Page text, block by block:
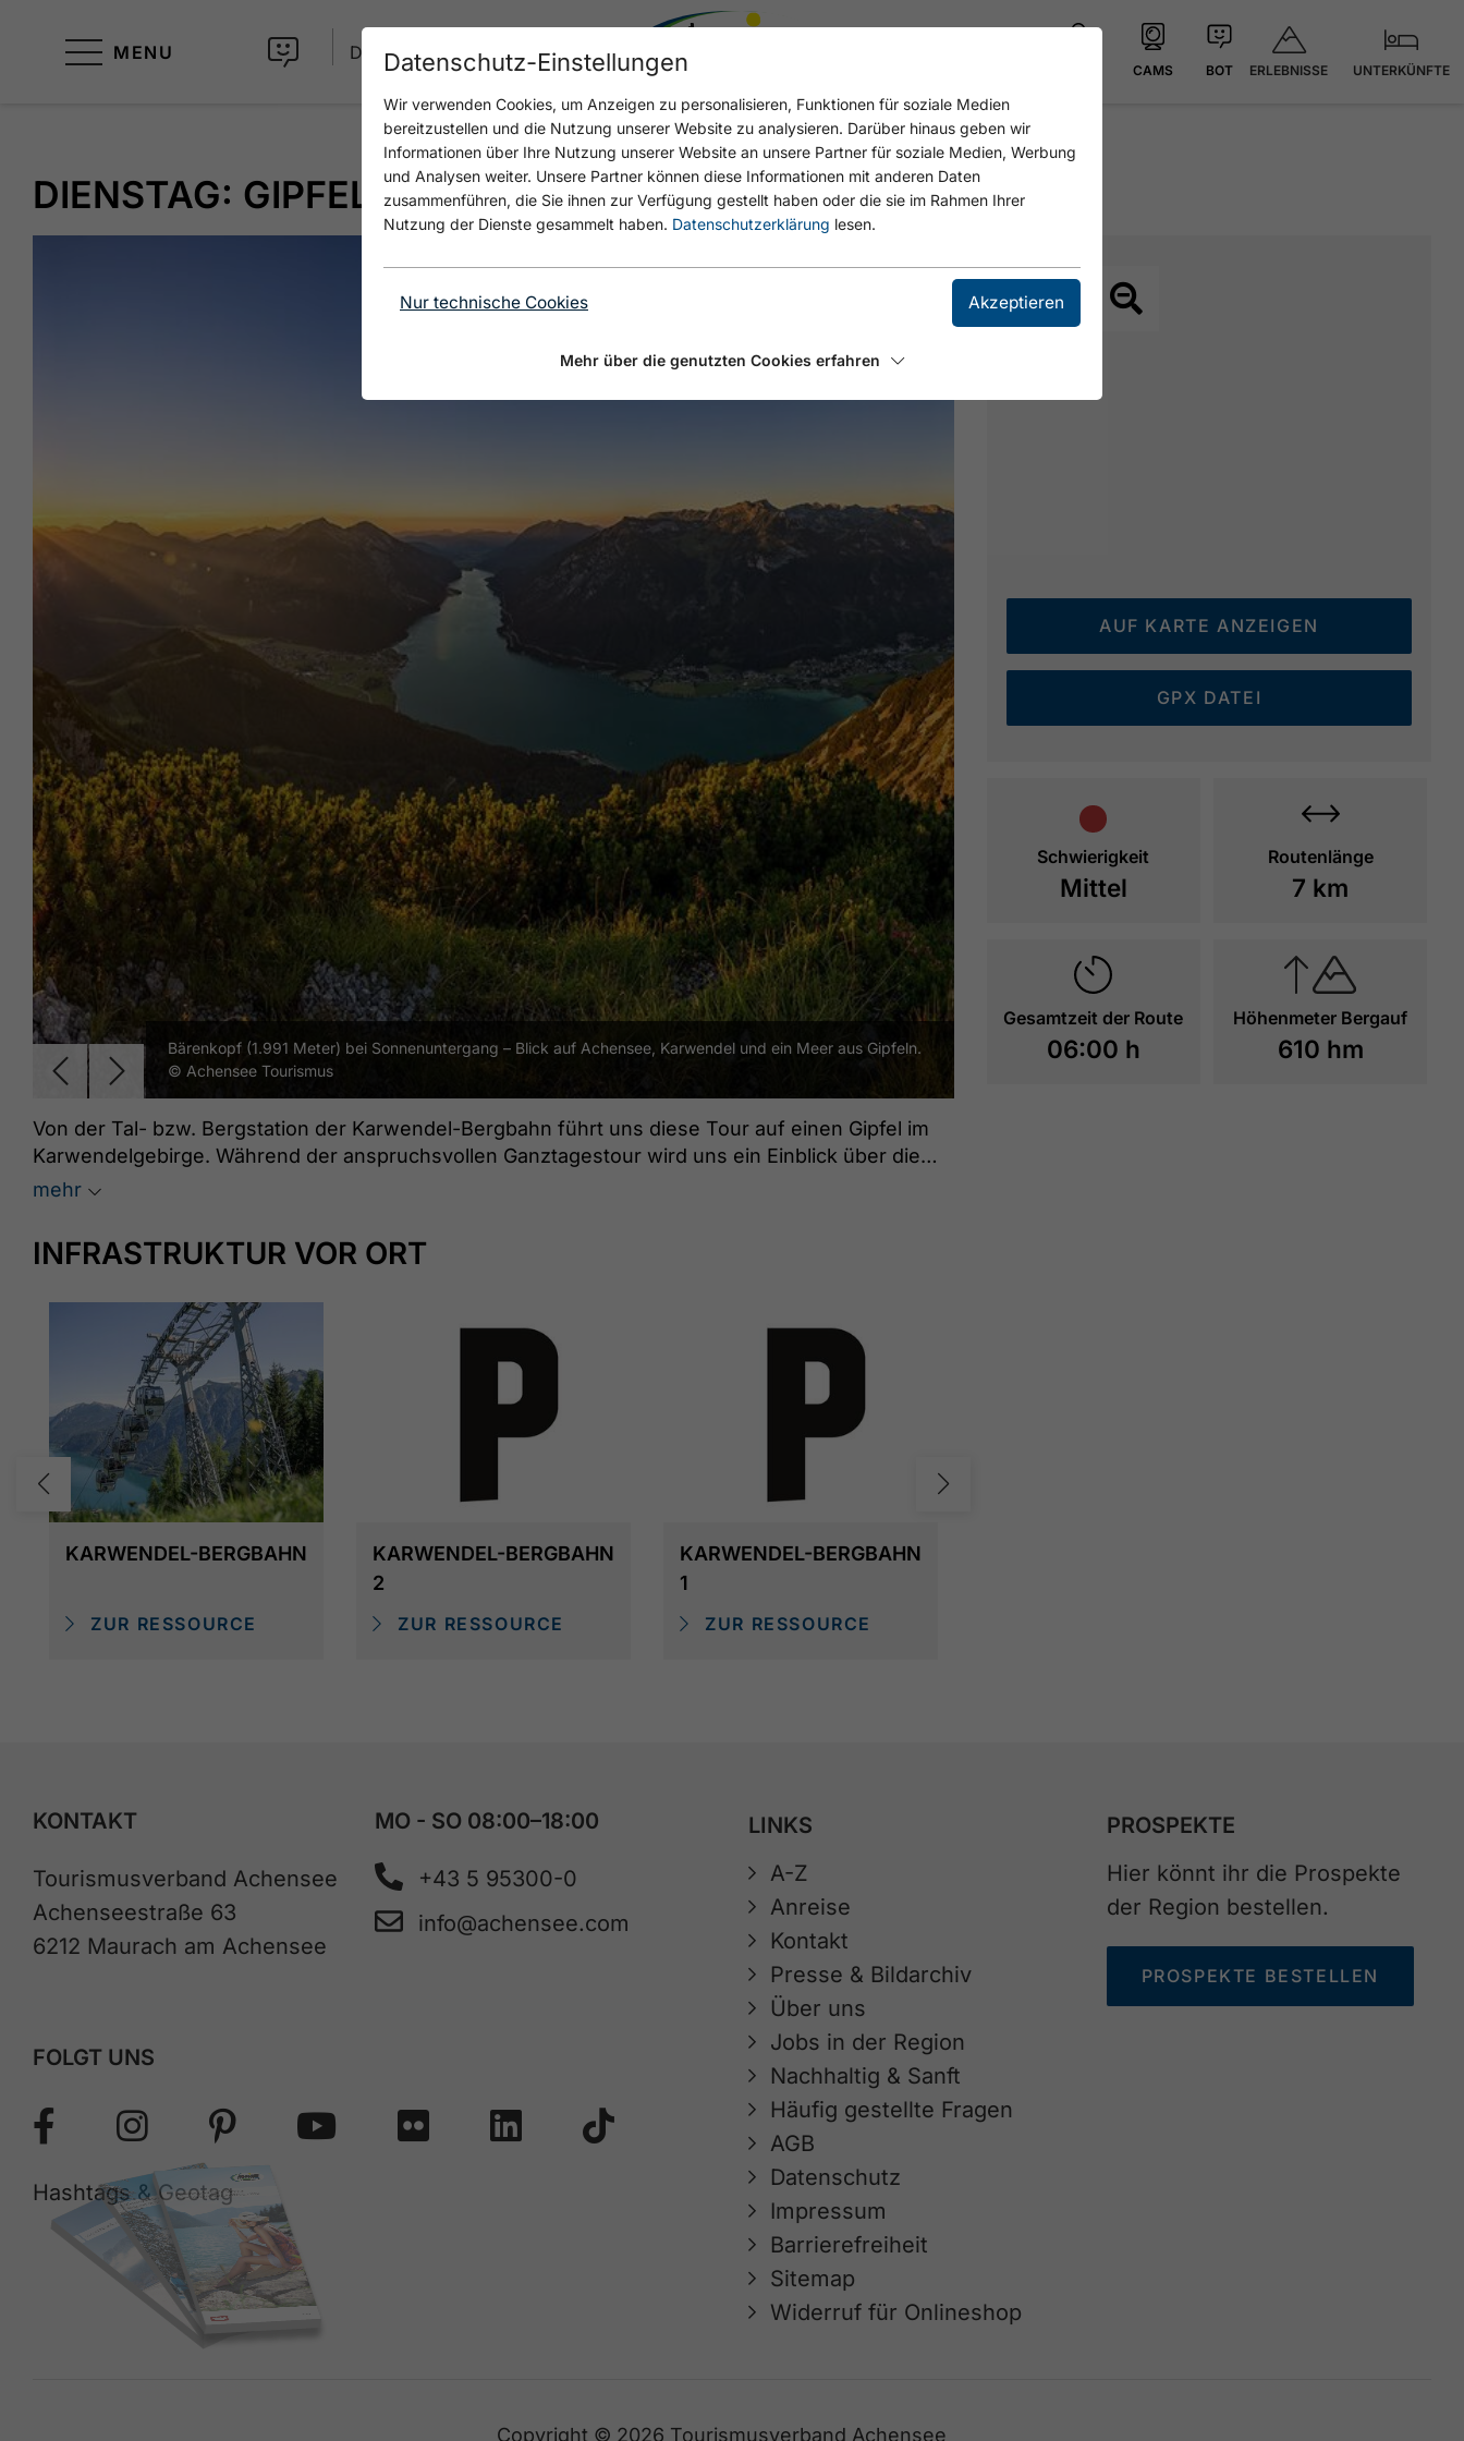
MENU DE
CAMS BOT ERLEBNISSE UNTERKÜNFTE
DIENSTAG: GIPFELERLEBNIS IM KARWENDEL
Bärenkopf (1.991 Meter) bei Sonnenuntergang – Blick auf Achensee, Karwendel und ein Meer aus Gipfeln.
© Achensee Tourismus
Von der Tal- bzw. Bergstation der Karwendel-Bergbahn führt uns diese Tour auf einen Gipfel im
Karwendelgebirge. Während der anspruchsvollen Ganztagestour wird uns ein Einblick über die
Flora und Fauna gegeben. Auf welchen Gipfel es geht, wird vor Ort und je nach Wetterlage
mehr
INFRASTRUKTUR VOR ORT
KARWENDEL-BERGBAHN
ZUR RESSOURCE
KARWENDEL-BERGBAHN
2
ZUR RESSOURCE
KARWENDEL-BERGBAHN
1
ZUR RESSOURCE
AUF KARTE ANZEIGEN
GPX DATEI
Schwierigkeit
Mittel
Routenlänge
7 km
Gesamtzeit der Route
06:00 h
Höhenmeter Bergauf
610 hm
KONTAKT
Tourismusverband Achensee
Achenseestraße 63
6212 Maurach am Achensee
MO - SO 08:00–18:00
+43 5 95300-0
info@achensee.com
FOLGT UNS
Hashtags & Geotag
LINKS
A-Z
Anreise
Kontakt
Presse & Bildarchiv
Über uns
Jobs in der Region
Nachhaltig & Sanft
Häufig gestellte Fragen
AGB
Datenschutz
Impressum
Barrierefreiheit
Sitemap
Widerruf für Onlineshop
PROSPEKTE
Hier könnt ihr die Prospekte
der Region bestellen.
PROSPEKTE BESTELLEN
Copyright © 2026 Tourismusverband Achensee
Datenschutz-Einstellungen
Wir verwenden Cookies, um Anzeigen zu personalisieren, Funktionen für soziale Medien
bereitzustellen und die Nutzung unserer Website zu analysieren. Darüber hinaus geben wir
Informationen über Ihre Nutzung unserer Website an unsere Partner für soziale Medien, Werbung
und Analysen weiter. Unsere Partner können diese Informationen mit anderen Daten
zusammenführen, die Sie ihnen zur Verfügung gestellt haben oder die sie im Rahmen Ihrer
Nutzung der Dienste gesammelt haben. Datenschutzerklärung lesen.
Nur technische Cookies Akzeptieren
Mehr über die genutzten Cookies erfahren